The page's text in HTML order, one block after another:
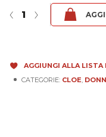
Cloe - Fibula Rivista quantità
›
‹
AGGIUNGI ALLA LISTA
CATEGORIE: CLOE,